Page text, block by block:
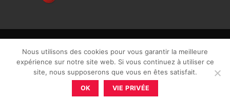
CGU| Vie privée| TVA : BE0840965749 | Site web réalisé par
Nous utilisons des cookies pour vous garantir la meilleure
expérience sur notre site web. Si vous continuez à utiliser ce
site, nous supposerons que vous en êtes satisfait.
OK VIE PRIVÉE